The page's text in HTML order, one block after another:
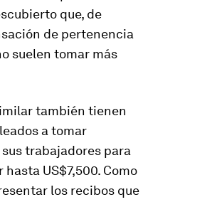
que, de
de pertenencia
suelen tomar más
también tienen
a tomar
sus trabajadores para
hasta US$7,500. Como
los recibos que